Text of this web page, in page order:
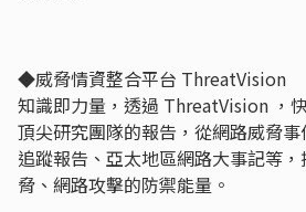
◆威脅情資整合平台 ThreatVision
知識即力量，透過 ThreatVision ，
頂尖研究團隊的報告，從網路威脅
追蹤報告、亞太地區網路大事記等
脅、網路攻擊的防禦能量。